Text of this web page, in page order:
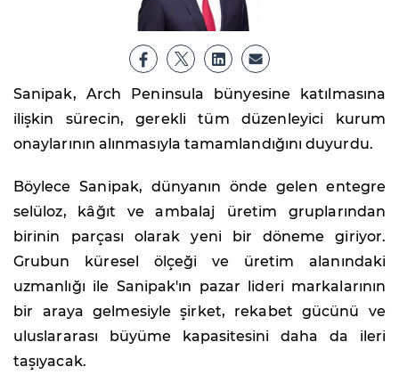
Sanipak, Arch Peninsula bünyesine katılmasına
ilişkin sürecin, gerekli tüm düzenleyici kurum
onaylarının alınmasıyla tamamlandığını duyurdu.
Böylece Sanipak, dünyanın önde gelen entegre
selüloz, kâğıt ve ambalaj üretim gruplarından
birinin parçası olarak yeni bir döneme giriyor.
Grubun küresel ölçeği ve üretim alanındaki
uzmanlığı ile Sanipak'ın pazar lideri markalarının
bir araya gelmesiyle şirket, rekabet gücünü ve
uluslararası büyüme kapasitesini daha da ileri
taşıyacak.